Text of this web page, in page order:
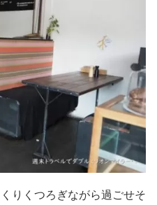
りくつろぎながら過ごせそ